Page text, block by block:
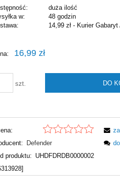
duża ilość
w:
48 godzin
14,99 zł - Kurier Gabaryt
płatności16,99 zł
szt. DO
Defender
produktu: UHDFDRDB0000002